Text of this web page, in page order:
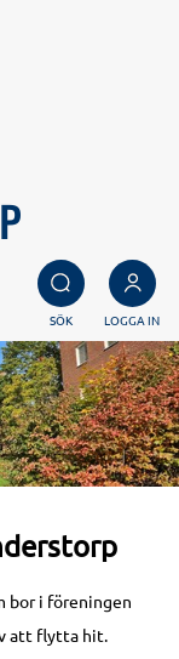
SÖK LOGGA IN
bor i föreningen
att flytta hit.